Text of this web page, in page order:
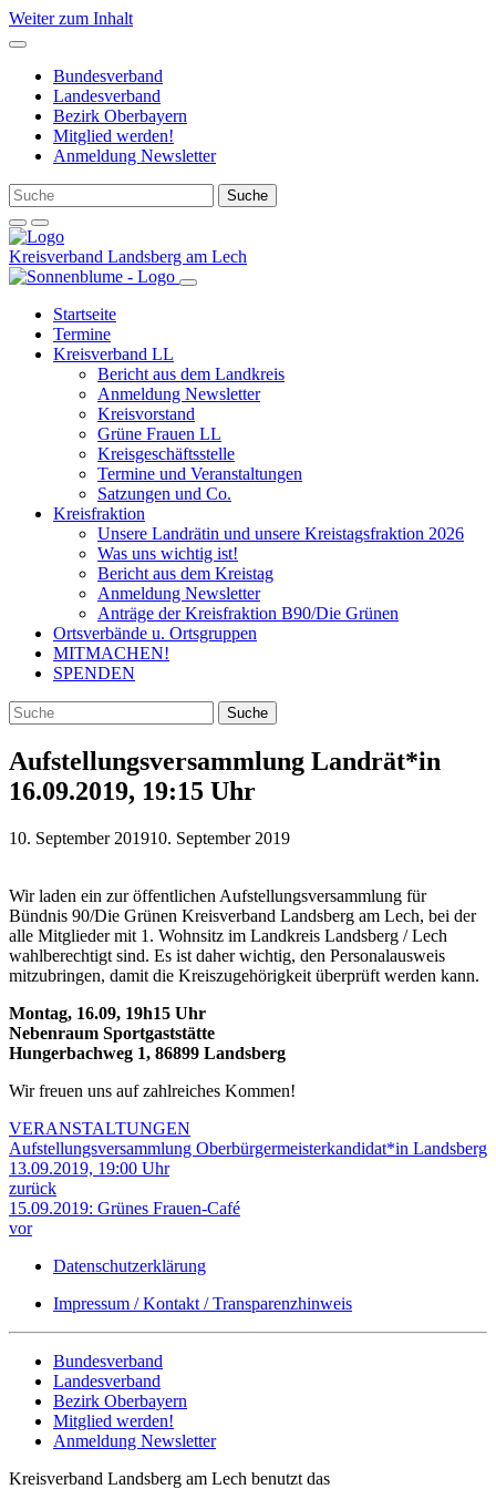
Weiter zum Inhalt
Bundesverband
Landesverband
Bezirk Oberbayern
Mitglied werden!
Anmeldung Newsletter
Kreisverband Landsberg am Lech
Startseite
Termine
Kreisverband LL
Bericht aus dem Landkreis
Anmeldung Newsletter
Kreisvorstand
Grüne Frauen LL
Kreisgeschäftsstelle
Termine und Veranstaltungen
Satzungen und Co.
Kreisfraktion
Unsere Landrätin und unsere Kreistagsfraktion 2026
Was uns wichtig ist!
Bericht aus dem Kreistag
Anmeldung Newsletter
Anträge der Kreisfraktion B90/Die Grünen
Ortsverbände u. Ortsgruppen
MITMACHEN!
SPENDEN
Aufstellungsversammlung Landrät*in
16.09.2019, 19:15 Uhr
10. September 201910. September 2019
Wir laden ein zur öffentlichen Aufstellungsversammlung für
Bündnis 90/Die Grünen Kreisverband Landsberg am Lech, bei der
alle Mitglieder mit 1. Wohnsitz im Landkreis Landsberg / Lech
wahlberechtigt sind. Es ist daher wichtig, den Personalausweis
mitzubringen, damit die Kreiszugehörigkeit überprüft werden kann.
Montag, 16.09, 19h15 Uhr
Nebenraum Sportgaststätte
Hungerbachweg 1, 86899 Landsberg
Wir freuen uns auf zahlreiches Kommen!
VERANSTALTUNGEN
Aufstellungsversammlung Oberbürgermeisterkandidat*in Landsberg
13.09.2019, 19:00 Uhr
zurück
15.09.2019: Grünes Frauen-Café
vor
Datenschutzerklärung
Impressum / Kontakt / Transparenzhinweis
Bundesverband
Landesverband
Bezirk Oberbayern
Mitglied werden!
Anmeldung Newsletter
Kreisverband Landsberg am Lech benutzt das